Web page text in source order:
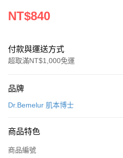
NT$840
付款與運送方式
超取滿NT$1,000免運
信用卡一次付款
Apple Pay
街口支付
品牌
Dr.Bemelur 肌本博士
商品特色
商品編號